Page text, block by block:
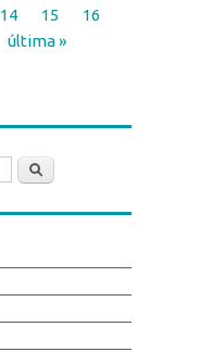
14 15
16
última »
Buscar